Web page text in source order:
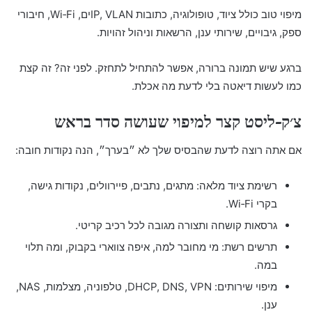
מיפוי טוב כולל ציוד, טופולוגיה, כתובות IP, VLANים, Wi‑Fi, חיבורי
ספק, גיבויים, שירותי ענן, הרשאות וניהול זהויות.
ברגע שיש תמונה ברורה, אפשר להתחיל לתחזק. לפני זה? זה קצת
כמו לעשות דיאטה בלי לדעת מה אכלת.
צ׳ק-ליסט קצר למיפוי שעושה סדר בראש
אם אתה רוצה לדעת שהבסיס שלך לא ״בערך״, הנה נקודות חובה:
רשימת ציוד מלאה: מתגים, נתבים, פיירוולים, נקודות גישה,
בקרי Wi‑Fi.
גרסאות קושחה ותצורה מגובה לכל רכיב קריטי.
תרשים רשת: מי מחובר למה, איפה צווארי בקבוק, ומה תלוי
במה.
מיפוי שירותים: DHCP, DNS, VPN, טלפוניה, מצלמות, NAS,
ענן.